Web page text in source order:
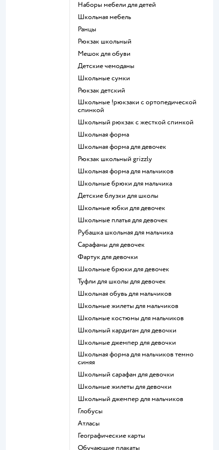
Наборы мебели для детей
Школьная мебель
Ранцы
Рюкзак школьный
Мешок для обуви
Детские чемоданы
Школьные сумки
Рюкзак детский
Школьные !рюкзаки с ортопедической
спинкой
Школьный рюкзак с жесткой спинкой
Школьная форма
Школьная форма для девочек
Рюкзак школьный grizzly
Школьная форма для мальчиков
Школьные брюки для мальчика
Детские блузки для школы
Школьные юбки для девочек
Школьные платья для девочек
Рубашка школьная для мальчика
Сарафаны для девочек
Фартук для девочки
Школьные брюки для девочек
Туфли для школы для девочек
Школьная обувь для мальчиков
Школьные жилеты для мальчиков
Школьные костюмы для мальчиков
Школьный кардиган для девочки
Школьные джемпер для девочки
Школьная форма для мальчиков темно
синяя
Школьный сарафан для девочки
Школьные жилеты для девочки
Школьный джемпер для мальчиков
Глобусы
Атласы
Географические карты
Обучающие плакаты